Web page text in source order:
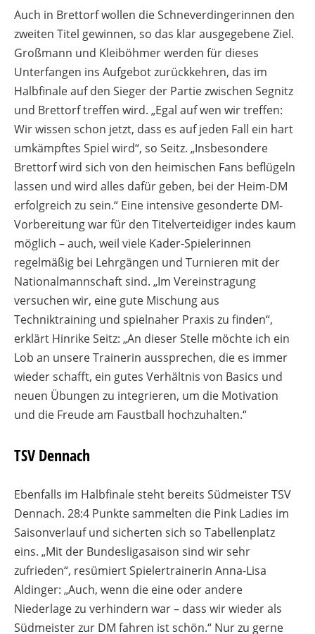
Auch in Brettorf wollen die Schneverdingerinnen den
zweiten Titel gewinnen, so das klar ausgegebene Ziel.
Großmann und Kleiböhmer werden für dieses
Unterfangen ins Aufgebot zurückkehren, das im
Halbfinale auf den Sieger der Partie zwischen Segnitz
und Brettorf treffen wird. „Egal auf wen wir treffen:
Wir wissen schon jetzt, dass es auf jeden Fall ein hart
umkämpftes Spiel wird“, so Seitz. „Insbesondere
Brettorf wird sich von den heimischen Fans beflügeln
lassen und wird alles dafür geben, bei der Heim-DM
erfolgreich zu sein.“ Eine intensive gesonderte DM-
Vorbereitung war für den Titelverteidiger indes kaum
möglich – auch, weil viele Kader-Spielerinnen
regelmäßig bei Lehrgängen und Turnieren mit der
Nationalmannschaft sind. „Im Vereinstragung
versuchen wir, eine gute Mischung aus
Techniktraining und spielnaher Praxis zu finden“,
erklärt Hinrike Seitz: „An dieser Stelle möchte ich ein
Lob an unsere Trainerin aussprechen, die es immer
wieder schafft, ein gutes Verhältnis von Basics und
neuen Übungen zu integrieren, um die Motivation
und die Freude am Faustball hochzuhalten.“
TSV Dennach
Ebenfalls im Halbfinale steht bereits Südmeister TSV
Dennach. 28:4 Punkte sammelten die Pink Ladies im
Saisonverlauf und sicherten sich so Tabellenplatz
eins. „Mit der Bundesligasaison sind wir sehr
zufrieden“, resümiert Spielertrainerin Anna-Lisa
Aldinger: „Auch, wenn die eine oder andere
Niederlage zu verhindern war – dass wir wieder als
Südmeister zur DM fahren ist schön.“ Nur zu gerne